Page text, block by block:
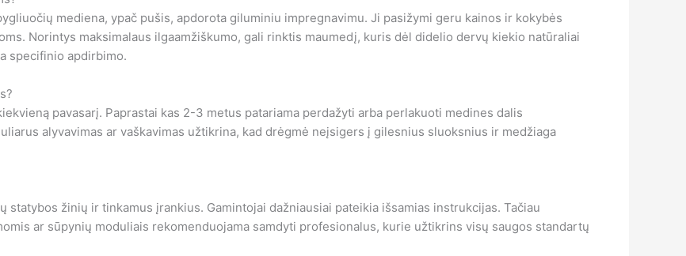
mediena, ypač pušis, apdorota giluminiu impregnavimu. Ji pasižymi geru kainos ir kokybės
Norintys maksimalaus ilgaamžiškumo, gali rinktis maumedį, kuris dėl didelio dervų kiekio natūraliai
specifinio apdirbimo.
pavasarį. Paprastai kas 2-3 metus patariama perdažyti arba perlakuoti medines dalis
alyvavimas ar vaškavimas užtikrina, kad drėgmė neįsigers į gilesnius sluoksnius ir medžiaga
statybos žinių ir tinkamus įrankius. Gamintojai dažniausiai pateikia išsamias instrukcijas. Tačiau
ar sūpynių moduliais rekomenduojama samdyti profesionalus, kurie užtikrins visų saugos standartų